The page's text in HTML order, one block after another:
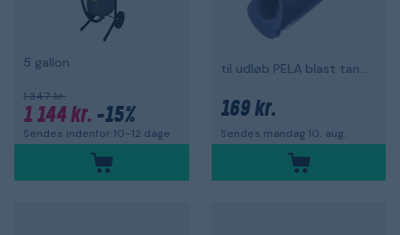
5 gallon
1 347 kr.
1 144 kr. -15%
Sendes indenfor 10-12 dage
til udløb PELA blast tank 50841
169 kr.
Sendes mandag 10. aug.